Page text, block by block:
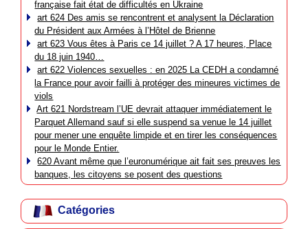
française fait état de difficultés en Ukraine
art 624 Des amis se rencontrent et analysent la Déclaration
du Président aux Armées à l’Hôtel de Brienne
art 623 Vous êtes à Paris ce 14 juillet ? A 17 heures, Place
du 18 juin 1940…
art 622 Violences sexuelles : en 2025 La CEDH a condamné
la France pour avoir failli à protéger des mineures victimes de
viols
Art 621 Nordstream l’UE devrait attaquer immédiatement le
Parquet Allemand sauf si elle suspend sa venue le 14 juillet
pour mener une enquête limpide et en tirer les conséquences
pour le Monde Entier.
620 Avant même que l’euronumérique ait fait ses preuves les
banques, les citoyens se posent des questions
Catégories